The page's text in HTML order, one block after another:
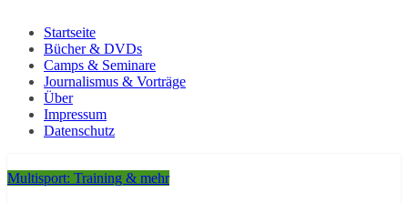
Startseite
Bücher & DVDs
Camps & Seminare
Journalismus & Vorträge
Über
Impressum
Datenschutz
Multisport: Training & mehr